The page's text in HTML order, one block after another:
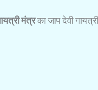
मंत्रका जाप देवी